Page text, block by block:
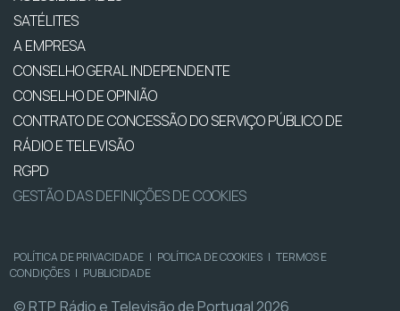
SATÉLITES
A EMPRESA
CONSELHO GERAL INDEPENDENTE
CONSELHO DE OPINIÃO
CONTRATO DE CONCESSÃO DO SERVIÇO PÚBLICO DE
RÁDIO E TELEVISÃO
RGPD
GESTÃO DAS DEFINIÇÕES DE COOKIES
POLÍTICA DE PRIVACIDADE | POLÍTICA DE COOKIES | TERMOS E
CONDIÇÕES | PUBLICIDADE
© RTP, Rádio e Televisão de Portugal 2026